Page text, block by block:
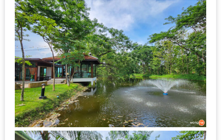
DRAFT
–
บาร์บีคิว
สาว
เหนือ
กับ
สลัด
หนุ่ม
บ้านนา